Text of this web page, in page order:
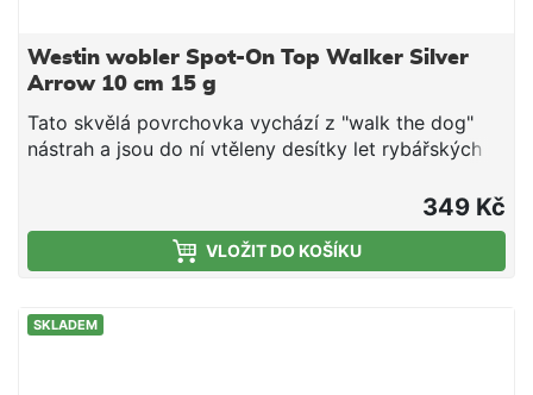
Westin wobler Spot-On Top Walker Silver
Arrow 10 cm 15 g
Tato skvělá povrchovka vychází z "walk the dog"
nástrah a jsou do ní vtěleny desítky let rybářských
šance na chycení velké ryby. Tělo Spot-On Top
Walkera působí jako živé, má nadměrně velké
realistické oči, které vytváří okounům, bolenům,
šplouchadla vydává jemné popání, které je mnohem
349 Kč
VLOŽIT DO KOŠÍKU
SKLADEM